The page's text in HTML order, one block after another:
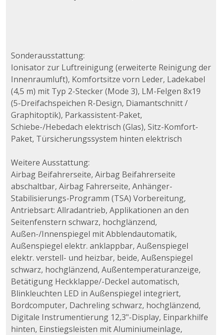
Sonderausstattung:
Ionisator zur Luftreinigung (erweiterte Reinigung der
Innenraumluft), Komfortsitze vorn Leder, Ladekabel
(4,5 m) mit Typ 2-Stecker (Mode 3), LM-Felgen 8x19
(5-Dreifachspeichen R-Design, Diamantschnitt /
Graphitoptik), Parkassistent-Paket,
Schiebe-/Hebedach elektrisch (Glas), Sitz-Komfort-
Paket, Türsicherungssystem hinten elektrisch
Weitere Ausstattung:
Airbag Beifahrerseite, Airbag Beifahrerseite
abschaltbar, Airbag Fahrerseite, Anhänger-
Stabilisierungs-Programm (TSA) Vorbereitung,
Antriebsart: Allradantrieb, Applikationen an den
Seitenfenstern schwarz, hochglänzend,
Außen-/Innenspiegel mit Abblendautomatik,
Außenspiegel elektr. anklappbar, Außenspiegel
elektr. verstell- und heizbar, beide, Außenspiegel
schwarz, hochglänzend, Außentemperaturanzeige,
Betätigung Heckklappe/-Deckel automatisch,
Blinkleuchten LED in Außenspiegel integriert,
Bordcomputer, Dachreling schwarz, hochglänzend,
Digitale Instrumentierung 12,3"-Display, Einparkhilfe
hinten, Einstiegsleisten mit Aluminiumeinlage,